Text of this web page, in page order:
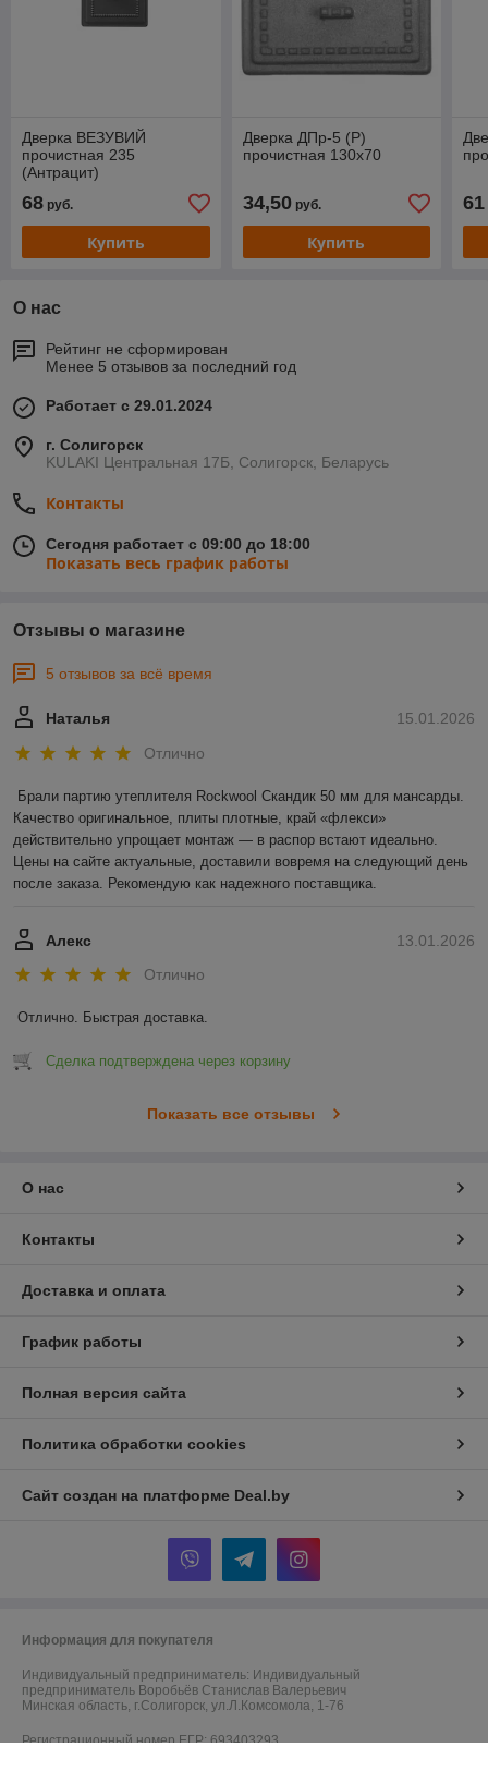
Дверка ВЕЗУВИЙ
прочистная 235
(Антрацит)
68 руб.
Купить
Дверка ДПр-5 (Р)
прочистная 130х70
34,50руб.
Купить
61
О нас
Рейтинг не сформирован
Менее 5 отзывов за последний год
Работает с 29.01.2024
г. Солигорск
KULAKI Центральная 17Б, Солигорск, Беларусь
Контакты
Сегодня работает с 09:00 до 18:00
Показать весь график работы
Отзывы о магазине
5 отзывов за всё время
15.01.2026
Наталья
Отлично
Брали партию утеплителя Rockwool Скандик 50 мм для мансарды.
Качество оригинальное, плиты плотные, край «флекси»
действительно упрощает монтаж — в распор встают идеально.
Цены на сайте актуальные, доставили вовремя на следующий день
после заказа. Рекомендую как надежного поставщика.
13.01.2026
Алекс
Отлично
Отлично. Быстрая доставка.
Сделка подтверждена через корзину
Показать все отзывы
О нас
Контакты
Доставка и оплата
График работы
Полная версия сайта
Политика обработки cookies
Сайт создан на платформе Deal.by
Информация для покупателя
Индивидуальный предприниматель: Индивидуальный
предприниматель Воробьёв Станислав Валерьевич
Минская область, г.Солигорск, ул.Л.Комсомола, 1-76
Регистрационный номер ЕГР: 693403293